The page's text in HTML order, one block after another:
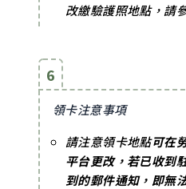
改繳驗護照地點，請
6
領卡注意事項
請注意領卡地點可在
平台更改，若已收到
到的郵件通知，即無